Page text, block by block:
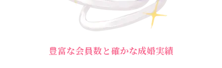
豊富な会員数と確かな成婚実績